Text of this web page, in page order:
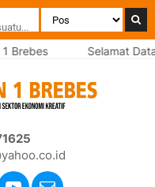
Brebes Selamat